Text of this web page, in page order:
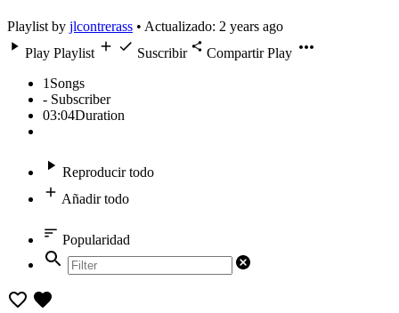
Playlist by jlcontrerass • Actualizado: 2 years ago
Play Playlist
Suscribir Compartir Play
1 Songs
- Subscriber
03:04Duration
Reproducir todo
Añadir todo
Popularidad